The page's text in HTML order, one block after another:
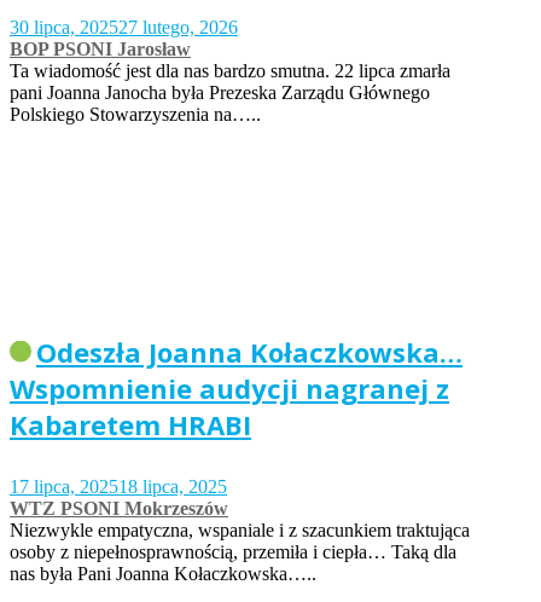
30 lipca, 202527 lutego, 2026
BOP PSONI Jarosław
Ta wiadomość jest dla nas bardzo smutna. 22 lipca zmarła
pani Joanna Janocha była Prezeska Zarządu Głównego
Polskiego Stowarzyszenia na…..
Odeszła Joanna Kołaczkowska…
Wspomnienie audycji nagranej z
Kabaretem HRABI
17 lipca, 202518 lipca, 2025
WTZ PSONI Mokrzeszów
Niezwykle empatyczna, wspaniale i z szacunkiem traktująca
osoby z niepełnosprawnością, przemiła i ciepła… Taką dla
nas była Pani Joanna Kołaczkowska…..